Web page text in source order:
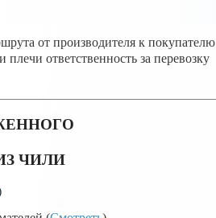
от производителя к покупателю
ответственность за перевозку
ЧИЛИ